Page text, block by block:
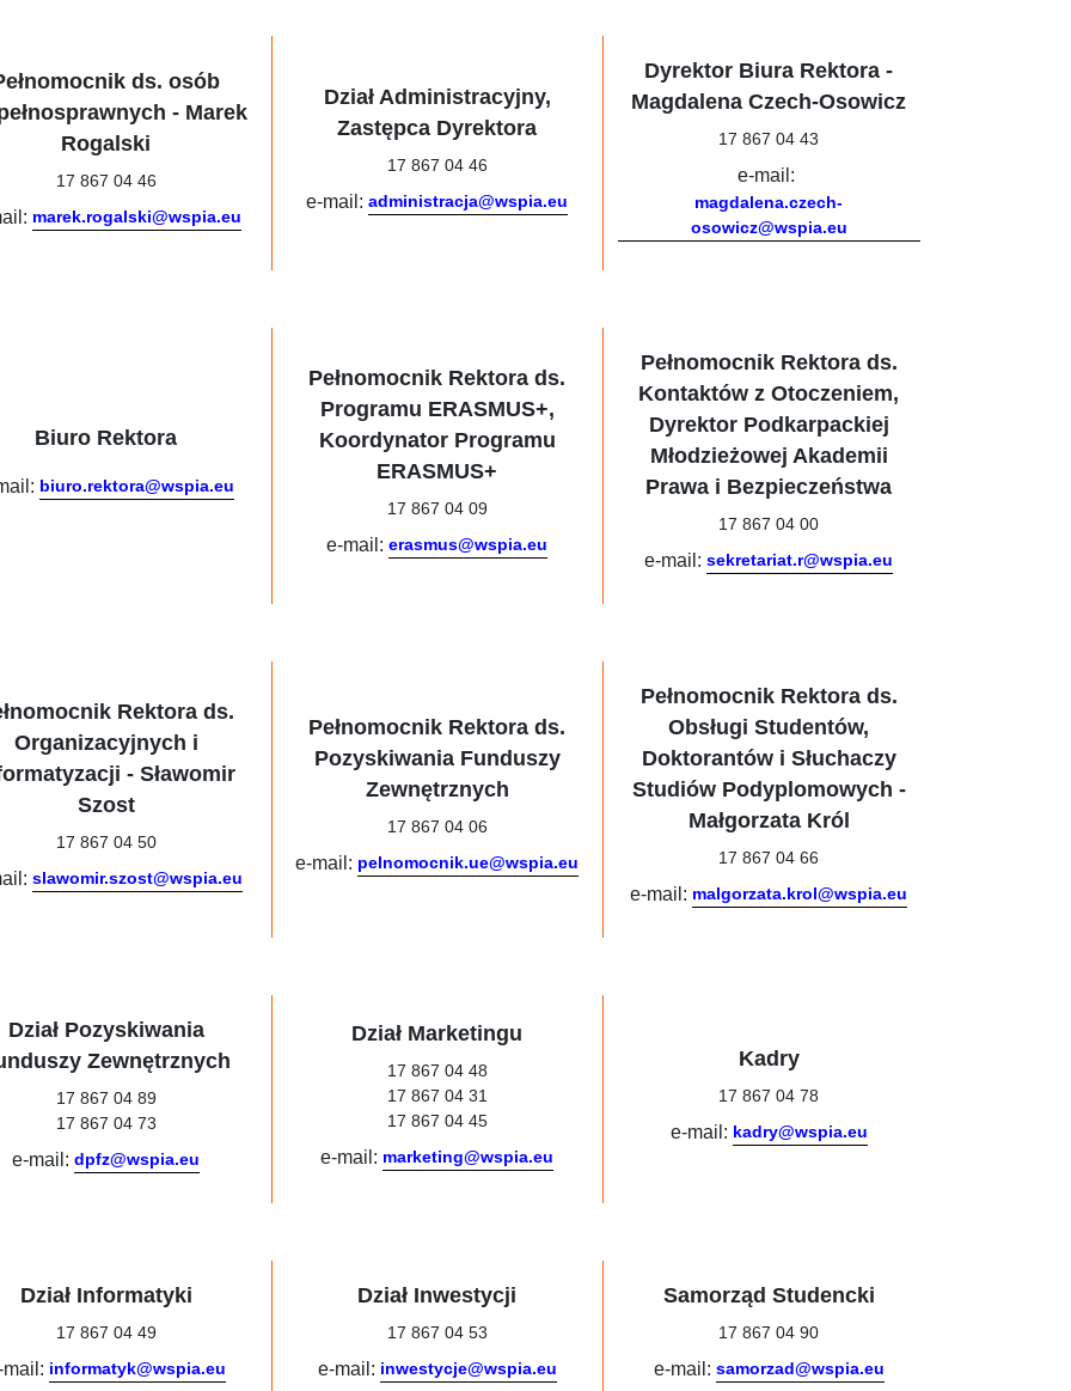
ds. osób
- Marek
Rogalski
17 867 04 46
marek.rogalski@wspia.eu
Dział Administracyjny,
Zastępca Dyrektora
17 867 04 46
e-mail: administracja@wspia.eu
Dyrektor Biura Rektora -
Magdalena Czech-Osowicz
17 867 04 43
e-mail:
magdalena.czech-
osowicz@wspia.eu
Biuro Rektora
biuro.rektora@wspia.eu
Pełnomocnik Rektora ds.
Programu ERASMUS+,
Koordynator Programu
ERASMUS+
17 867 04 09
e-mail: erasmus@wspia.eu
Pełnomocnik Rektora ds.
Kontaktów z Otoczeniem,
Dyrektor Podkarpackiej
Młodzieżowej Akademii
Prawa i Bezpieczeństwa
17 867 04 00
e-mail: sekretariat.r@wspia.eu
Rektora ds.
Organizacyjnych i
- Sławomir
Szost
17 867 04 50
slawomir.szost@wspia.eu
Pełnomocnik Rektora ds.
Pozyskiwania Funduszy
Zewnętrznych
17 867 04 06
e-mail: pelnomocnik.ue@wspia.eu
Pełnomocnik Rektora ds.
Obsługi Studentów,
Doktorantów i Słuchaczy
Studiów Podyplomowych -
Małgorzata Król
17 867 04 66
e-mail: malgorzata.krol@wspia.eu
Dział Pozyskiwania
Zewnętrznych
17 867 04 89
17 867 04 73
e-mail: dpfz@wspia.eu
Dział Marketingu
17 867 04 48
17 867 04 31
17 867 04 45
e-mail: marketing@wspia.eu
Kadry
17 867 04 78
e-mail: kadry@wspia.eu
Dział Informatyki
17 867 04 49
mail: informatyk@wspia.eu
Dział Inwestycji
17 867 04 53
e-mail: inwestycje@wspia.eu
Samorząd Studencki
17 867 04 90
e-mail: samorzad@wspia.eu